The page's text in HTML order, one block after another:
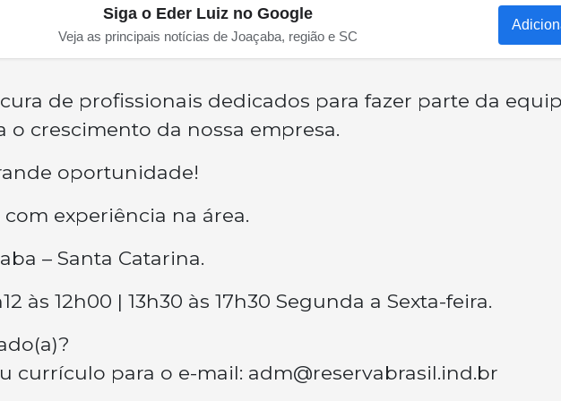
Siga o Eder Luiz no Google
Veja as principais notícias de Joaçaba, região e SC
de profissionais dedicados para fazer parte da
o crescimento da nossa empresa.
oportunidade!
com experiência na área.
– Santa Catarina.
às 12h00 | 13h30 às 17h30 Segunda a Sexta-feira.
currículo para o e-mail: adm@reservabrasil.ind.br